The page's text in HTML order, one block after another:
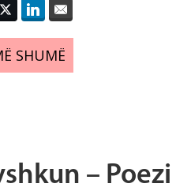
SHUMË
– Poezi